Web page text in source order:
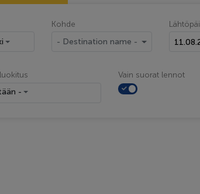
Kohde
- Destination name -
-
Vain suorat lennot